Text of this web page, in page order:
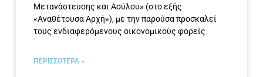
Μετανάστευσης και Ασύλου» (στο εξής
«Αναθέτουσα Αρχή»), με την παρούσα προσκαλεί
τους ενδιαφερόμενους οικονομικούς φορείς
ΠΕΡΙΣΣΟΤΕΡΑ »